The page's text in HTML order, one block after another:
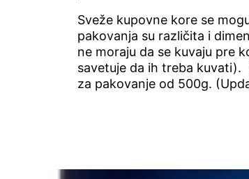
Sveže kupovne kore se
pakovanja su različita i
ne moraju da se kuvaju pre
savetuje da ih treba kuvati).
za pakovanje od 500g.